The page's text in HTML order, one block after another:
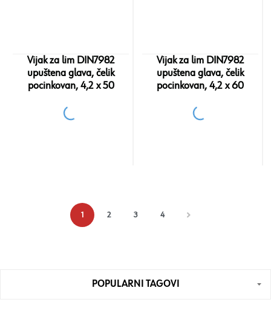
Vijak za lim DIN7982
upuštena glava, čelik
pocinkovan, 4,2 x 50
Vijak za lim DIN7982
upuštena glava, čelik
pocinkovan, 4,2 x 60
1 2 3 4
POPULARNI TAGOVI